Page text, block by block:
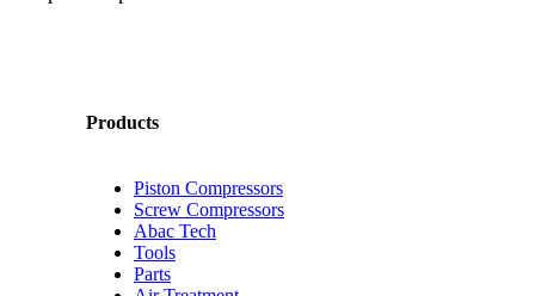
Products
Piston Compressors
Screw Compressors
Abac Tech
Tools
Parts